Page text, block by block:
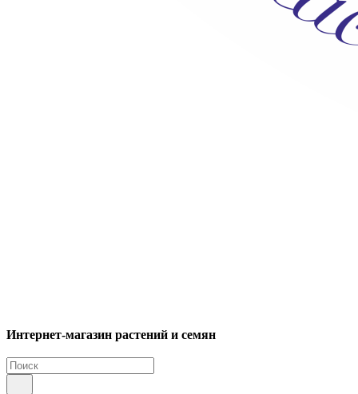
Интернет-магазин растений и семян